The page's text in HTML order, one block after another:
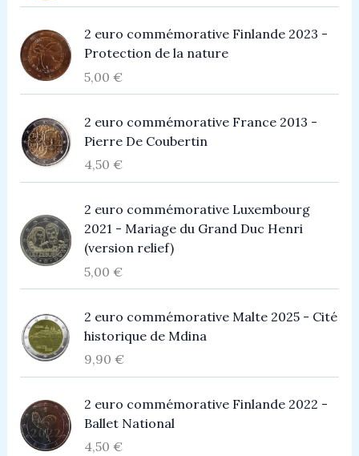
2 euro commémorative Finlande 2023 -
Protection de la nature
5,00 €
2 euro commémorative France 2013 -
Pierre De Coubertin
4,50 €
2 euro commémorative Luxembourg
2021 - Mariage du Grand Duc Henri
(version relief)
5,00 €
2 euro commémorative Malte 2025 - Cité
historique de Mdina
9,90 €
2 euro commémorative Finlande 2022 -
Ballet National
4,50 €